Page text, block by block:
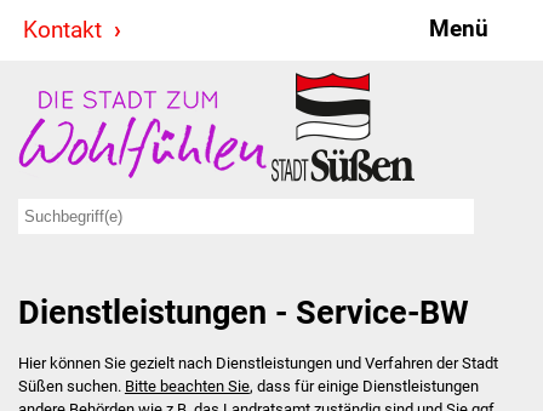
Kontakt Menü
Stadt & Politik
Bürgermeister
Ausschüsse
Ratsinformationssystem
Dienstleistungen - Service-BW
Hier können Sie gezielt nach Dienstleistungen und Verfahren der Stadt
Süßen suchen. Bitte beachten Sie, dass für einige Dienstleistungen